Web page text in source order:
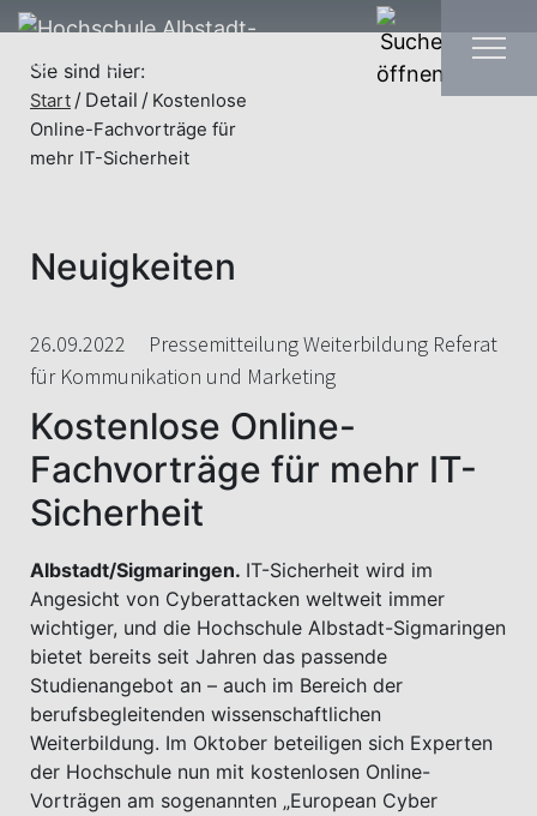
Sie sind hier:
Start Detail
Kostenlose
Online-Fachvorträge für
mehr IT-Sicherheit
Neuigkeiten
26.09.2022
Pressemitteilung Weiterbildung Referat
für Kommunikation und Marketing
Kostenlose Online-
Fachvorträge für mehr IT-
Sicherheit
Albstadt/Sigmaringen. IT-Sicherheit wird im
Angesicht von Cyberattacken weltweit immer
wichtiger, und die Hochschule Albstadt-Sigmaringen
bietet bereits seit Jahren das passende
Studienangebot an – auch im Bereich der
berufsbegleitenden wissenschaftlichen
Weiterbildung. Im Oktober beteiligen sich Experten
der Hochschule nun mit kostenlosen Online-
Vorträgen am sogenannten „European Cyber